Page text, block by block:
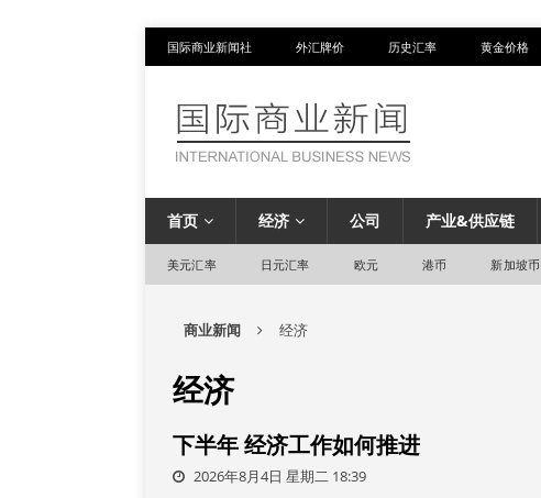
国际商业新闻社 外汇牌价 历史汇率 黄金价格
首页 经济 公司 产业&供应链
美元汇率 日元汇率 欧元 港币 新加坡币
商业新闻 经济
经济
下半年 经济工作如何推进
2026年8月4日 星期二 18:39